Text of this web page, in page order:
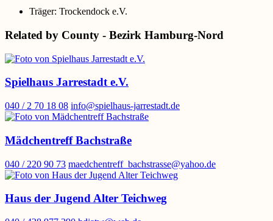
Träger: Trockendock e.V.
Related by County - Bezirk Hamburg-Nord
Spielhaus Jarrestadt e.V.
040 / 2 70 18 08 info@spielhaus-jarrestadt.de
Mädchentreff Bachstraße
040 / 220 90 73 maedchentreff_bachstrasse@yahoo.de
Haus der Jugend Alter Teichweg